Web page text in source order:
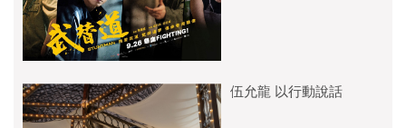
伍允龍 以行動說話